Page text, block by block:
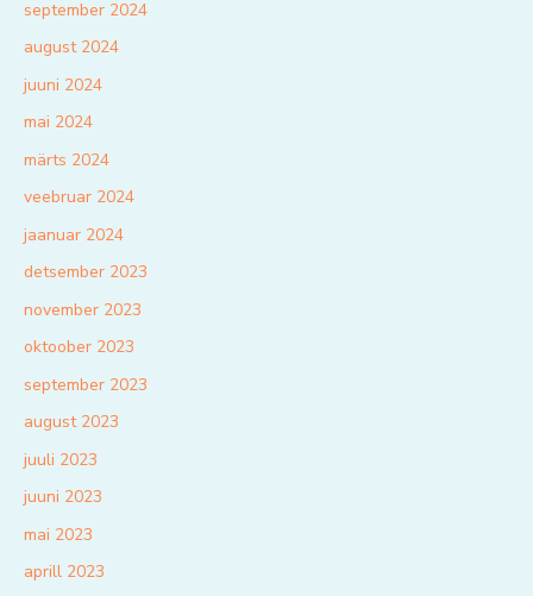
september 2024
august 2024
juuni 2024
mai 2024
märts 2024
veebruar 2024
jaanuar 2024
detsember 2023
november 2023
oktoober 2023
september 2023
august 2023
juuli 2023
juuni 2023
mai 2023
aprill 2023